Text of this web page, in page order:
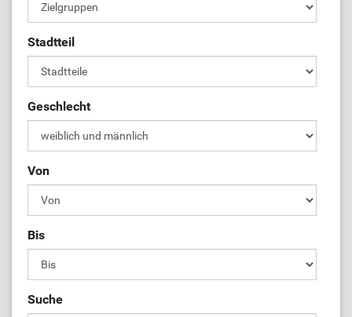
Stadtteil
Geschlecht
Von
Bis
Suche